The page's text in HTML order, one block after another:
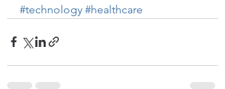
#technology #healthcare